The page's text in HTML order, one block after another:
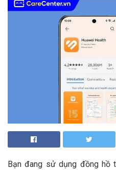
Bạn đang sử dụng đồng hồ